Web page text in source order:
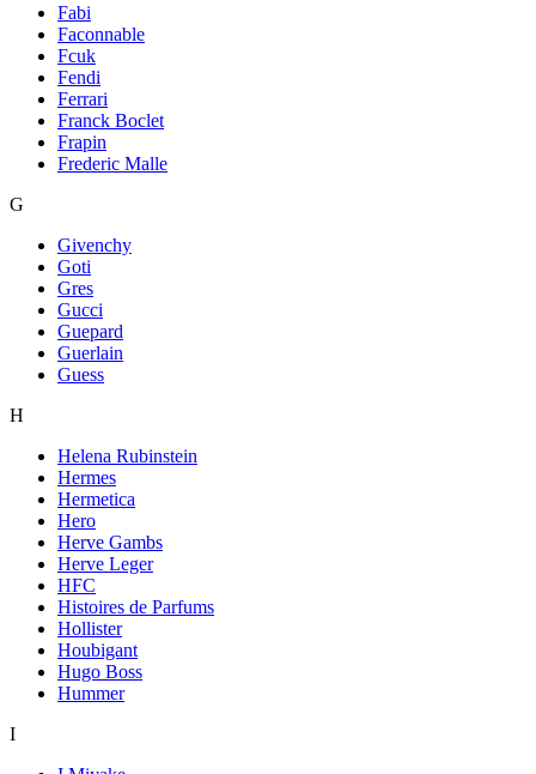
Fabi
Faconnable
Fcuk
Fendi
Ferrari
Franck Boclet
Frapin
Frederic Malle
G
Givenchy
Goti
Gres
Gucci
Guepard
Guerlain
Guess
H
Helena Rubinstein
Hermes
Hermetica
Hero
Herve Gambs
Herve Leger
HFC
Histoires de Parfums
Hollister
Houbigant
Hugo Boss
Hummer
I